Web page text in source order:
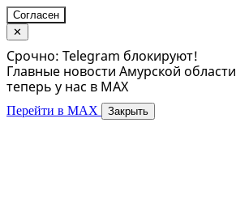
Согласен
✕
Срочно: Telegram блокируют!
Главные новости Амурской области
теперь у нас в MAX
Перейти в MAX Закрыть